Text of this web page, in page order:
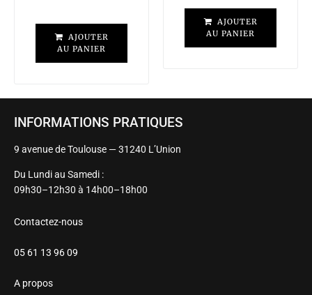
AJOUTER
AU PANIER
AJOUTER
AU PANIER
INFORMATIONS PRATIQUES
9 avenue de Toulouse — 31240 L’Union
Du Lundi au Samedi :
09h30–12h30 à 14h00–18h00
Contactez-nous
05 61 13 96 09
A propos